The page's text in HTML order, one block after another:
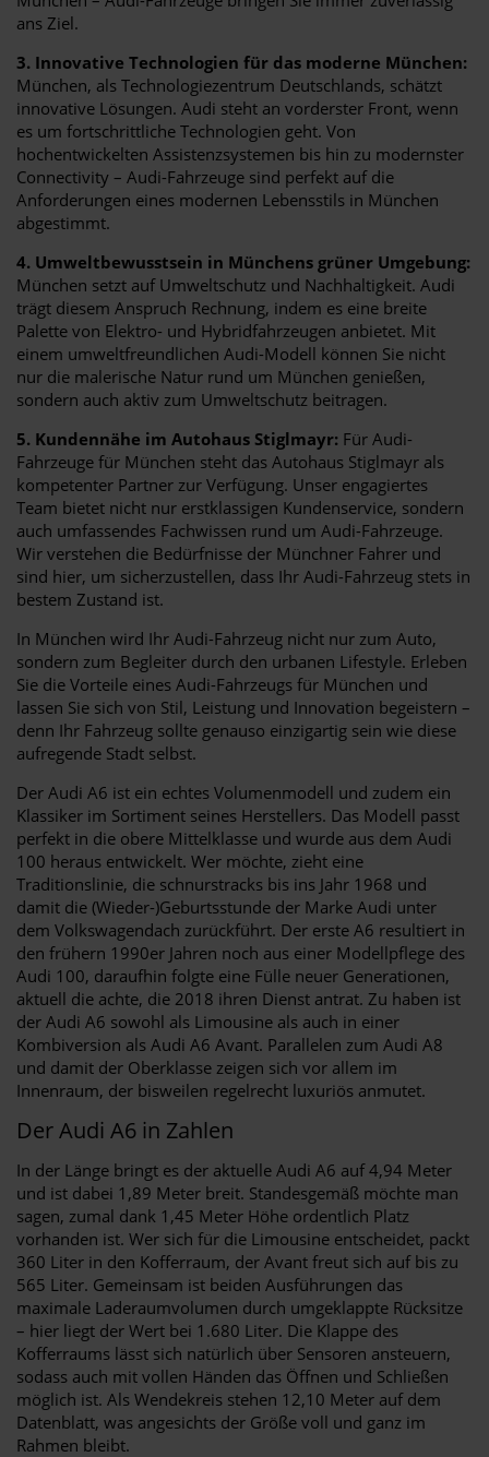
ans Ziel.
3. Innovative Technologien für das moderne München:
München, als Technologiezentrum Deutschlands, schätzt
innovative Lösungen. Audi steht an vorderster Front, wenn
es um fortschrittliche Technologien geht. Von
hochentwickelten Assistenzsystemen bis hin zu modernster
Connectivity – Audi-Fahrzeuge sind perfekt auf die
Anforderungen eines modernen Lebensstils in München
abgestimmt.
4. Umweltbewusstsein in Münchens grüner Umgebung:
München setzt auf Umweltschutz und Nachhaltigkeit. Audi
trägt diesem Anspruch Rechnung, indem es eine breite
Palette von Elektro- und Hybridfahrzeugen anbietet. Mit
einem umweltfreundlichen Audi-Modell können Sie nicht
nur die malerische Natur rund um München genießen,
sondern auch aktiv zum Umweltschutz beitragen.
5. Kundennähe im Autohaus Stiglmayr: Für Audi-
Fahrzeuge für München steht das Autohaus Stiglmayr als
kompetenter Partner zur Verfügung. Unser engagiertes
Team bietet nicht nur erstklassigen Kundenservice, sondern
auch umfassendes Fachwissen rund um Audi-Fahrzeuge.
Wir verstehen die Bedürfnisse der Münchner Fahrer und
sind hier, um sicherzustellen, dass Ihr Audi-Fahrzeug stets in
bestem Zustand ist.
In München wird Ihr Audi-Fahrzeug nicht nur zum Auto,
sondern zum Begleiter durch den urbanen Lifestyle. Erleben
Sie die Vorteile eines Audi-Fahrzeugs für München und
lassen Sie sich von Stil, Leistung und Innovation begeistern –
denn Ihr Fahrzeug sollte genauso einzigartig sein wie diese
aufregende Stadt selbst.
Der Audi A6 ist ein echtes Volumenmodell und zudem ein
Klassiker im Sortiment seines Herstellers. Das Modell passt
perfekt in die obere Mittelklasse und wurde aus dem Audi
100 heraus entwickelt. Wer möchte, zieht eine
Traditionslinie, die schnurstracks bis ins Jahr 1968 und
damit die (Wieder-)Geburtsstunde der Marke Audi unter
dem Volkswagendach zurückführt. Der erste A6 resultiert in
den frühern 1990er Jahren noch aus einer Modellpflege des
Audi 100, daraufhin folgte eine Fülle neuer Generationen,
aktuell die achte, die 2018 ihren Dienst antrat. Zu haben ist
der Audi A6 sowohl als Limousine als auch in einer
Kombiversion als Audi A6 Avant. Parallelen zum Audi A8
und damit der Oberklasse zeigen sich vor allem im
Innenraum, der bisweilen regelrecht luxuriös anmutet.
Der Audi A6 in Zahlen
In der Länge bringt es der aktuelle Audi A6 auf 4,94 Meter
und ist dabei 1,89 Meter breit. Standesgemäß möchte man
sagen, zumal dank 1,45 Meter Höhe ordentlich Platz
vorhanden ist. Wer sich für die Limousine entscheidet, packt
360 Liter in den Kofferraum, der Avant freut sich auf bis zu
565 Liter. Gemeinsam ist beiden Ausführungen das
maximale Laderaumvolumen durch umgeklappte Rücksitze
– hier liegt der Wert bei 1.680 Liter. Die Klappe des
Kofferraums lässt sich natürlich über Sensoren ansteuern,
sodass auch mit vollen Händen das Öffnen und Schließen
möglich ist. Als Wendekreis stehen 12,10 Meter auf dem
Datenblatt, was angesichts der Größe voll und ganz im
Rahmen bleibt.